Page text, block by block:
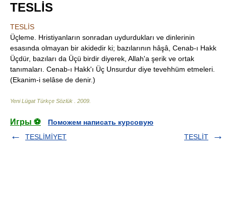
TESLİS
TESLİS
Üçleme. Hristiyanların sonradan uydurdukları ve dinlerinin
esasında olmayan bir akidedir ki; bazılarının hâşâ, Cenab-ı Hakk
Üçdür, bazıları da Üçü birdir diyerek, Allah'a şerik ve ortak
tanımaları. Cenab-ı Hakk'ı Üç Unsurdur diye tevehhüm etmeleri.
(Ekanim-i selâse de denir.)
Yeni Lügat Türkçe Sözlük 2009
Игры ⚽
Поможем написать курсовую
TESLİMİYET
TESLİT